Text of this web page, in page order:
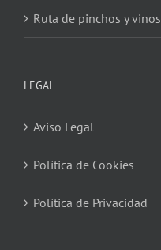
Ruta de pinchos y vinos
LEGAL
Aviso Legal
Política de Cookies
Política de Privacidad